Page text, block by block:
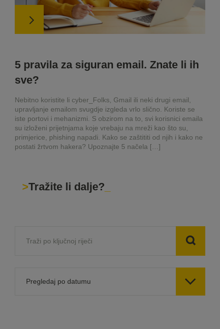
5 pravila za siguran email. Znate li ih
sve?
Nebitno koristite li cyber_Folks, Gmail ili neki drugi email,
upravljanje emailom svugdje izgleda vrlo slično. Koriste se
iste portovi i mehanizmi. S obzirom na to, svi korisnici emaila
su izloženi prijetnjama koje vrebaju na mreži kao što su,
primjerice, phishing napadi. Kako se zaštititi od njih i kako ne
postati žrtvom hakera? Upoznajte 5 načela […]
Tražite li dalje?

Pregledaj po datumu